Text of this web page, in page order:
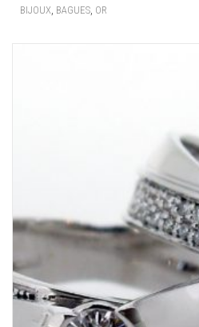
BIJOUX, BAGUES, OR